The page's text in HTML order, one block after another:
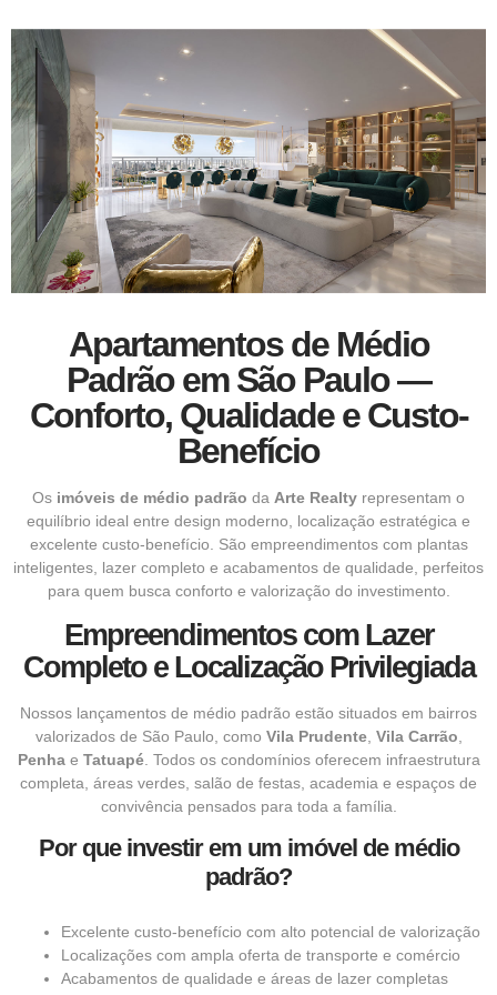
Apartamentos de Médio
Padrão em São Paulo —
Conforto, Qualidade e Custo-
Benefício
Os imóveis de médio padrão da Arte Realty representam o
equilíbrio ideal entre design moderno, localização estratégica e
excelente custo-benefício. São empreendimentos com plantas
inteligentes, lazer completo e acabamentos de qualidade, perfeitos
para quem busca conforto e valorização do investimento.
Empreendimentos com Lazer
Completo e Localização Privilegiada
Nossos lançamentos de médio padrão estão situados em bairros
valorizados de São Paulo, como Vila Prudente, Vila Carrão
Penhae Tatuapé. Todos os condomínios oferecem infraestrutura
completa, áreas verdes, salão de festas, academia e espaços de
convivência pensados para toda a família.
Por que investir em um imóvel de médio
padrão?
Excelente custo-benefício com alto potencial de valorização
Localizações com ampla oferta de transporte e comércio
Acabamentos de qualidade e áreas de lazer completas